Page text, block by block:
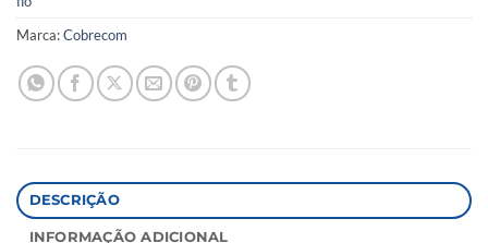
Marca:Cobrecom
DESCRIÇÃO
INFORMAÇÃO ADICIONAL